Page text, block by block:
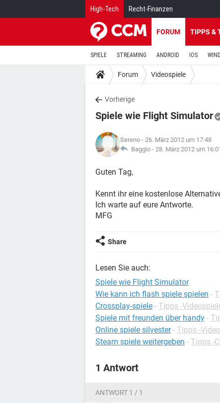
High-Tech Recht-Finanzen
FORUM TIPPS &
SPIELE STREAMING ANDROID IOS
Forum Videospiele
Vorherige
Spiele wie Flight Simulator
Sereno - 26. März 2012 um 17:48
Baggio - 28. März 2012 um
Guten Tag,
Kennt ihr eine kostenlose
Ich warte auf eure Antworte.
MFG
Share
Lesen Sie auch:
Spiele wie Flight Simulator
Wie kann ich flash spiele spielen -
Crossplay-spiele - Tipps -
Spiele mit freunden über handy -
Online spiele silvester - Tipps -
Steam spiele weitergeben - Tipps -
1 Antwort
ANTWORT 1 / 1